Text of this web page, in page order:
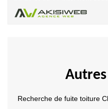
Recherche de fuite toiture